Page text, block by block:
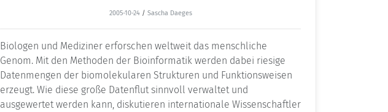
2005-10-24 / Sascha Daeges
Biologen und Mediziner erforschen weltweit das menschliche
Genom. Mit den Methoden der Bioinformatik werden dabei riesige
Datenmengen der biomolekularen Strukturen und Funktionsweisen
erzeugt. Wie diese große Datenflut sinnvoll verwaltet und
ausgewertet werden kann, diskutieren internationale Wissenschaftler